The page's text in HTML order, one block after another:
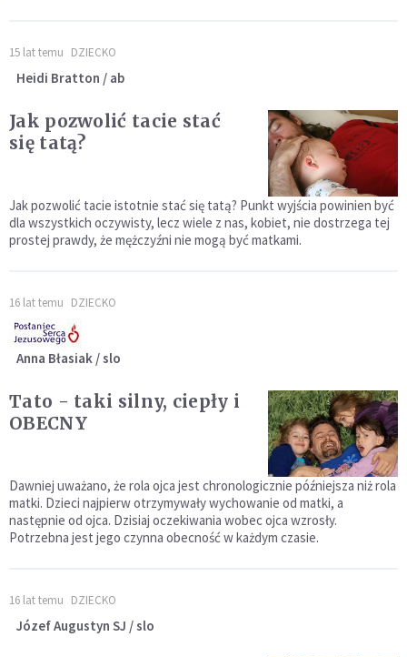
15 lat temu DZIECKO
Heidi Bratton / ab
Jak pozwolić tacie stać
się tatą?
Jak pozwolić tacie istotnie stać się tatą? Punkt wyjścia powinien być
dla wszystkich oczywisty, lecz wiele z nas, kobiet, nie dostrzega tej
prostej prawdy, że mężczyźni nie mogą być matkami.
16 lat temu DZIECKO
Anna Błasiak / slo
Tato - taki silny, ciepły i
OBECNY
Dawniej uważano, że rola ojca jest chronologicznie późniejsza niż rola
matki. Dzieci najpierw otrzymywały wychowanie od matki, a
następnie od ojca. Dzisiaj oczekiwania wobec ojca wzrosły.
Potrzebna jest jego czynna obecność w każdym czasie.
16 lat temu DZIECKO
Józef Augustyn SJ / slo